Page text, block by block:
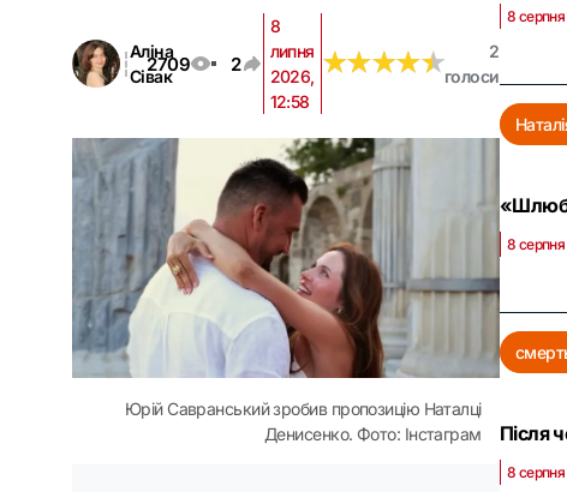
Аліна
Сівак
2709 2
8
липня
2026,
12:58
★★★★★
★★★★★
2
голоси
Юрій Савранський зробив пропозицію Наталці
Денисенко. Фото: Інстаграм
8
«Шлюб
8
Після
8